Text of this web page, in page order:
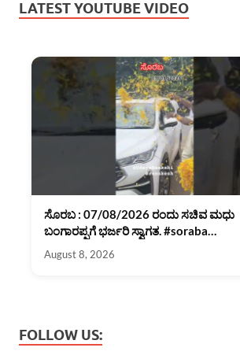
LATEST YOUTUBE VIDEO
ಸೊರಬ : 07/08/2026 ರಂದು ಸಚಿವ ಮಧು
ಬಂಗಾರಪ್ಪಗೆ ಭರ್ಜರಿ ಸ್ವಾಗತ. #soraba
August 8, 2026
FOLLOW US: